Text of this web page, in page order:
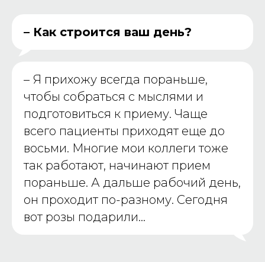
– Как строится ваш день?
– Я прихожу всегда пораньше,
чтобы собраться с мыслями и
подготовиться к приему. Чаще
всего пациенты приходят еще до
восьми. Многие мои коллеги тоже
так работают, начинают прием
пораньше. А дальше рабочий день,
он проходит по-разному. Сегодня
вот розы подарили…